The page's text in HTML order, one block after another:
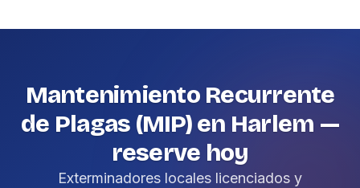
Mantenimiento Recurrente
de Plagas (MIP) en Harlem —
reserve hoy
Exterminadores locales licenciados y